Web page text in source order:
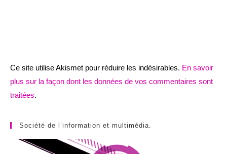
Ce site utilise Akismet pour réduire les indésirables. En savoir
plus sur la façon dont les données de vos commentaires sont
traitées.
Société de l’information et multimédia.